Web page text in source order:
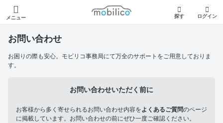
メニュー
モビリコ
探す ログイン
お問い合わせ
お困りの際も安心。モビリコ事務局にて万全のサポートをご用意しておりま
す。
お問い合わせいただく前に
お客様から多く寄せられるお問い合わせ内容をよくあるご質問のページ
に掲載しています。お問い合わせの前にぜひ一度ご確認ください。